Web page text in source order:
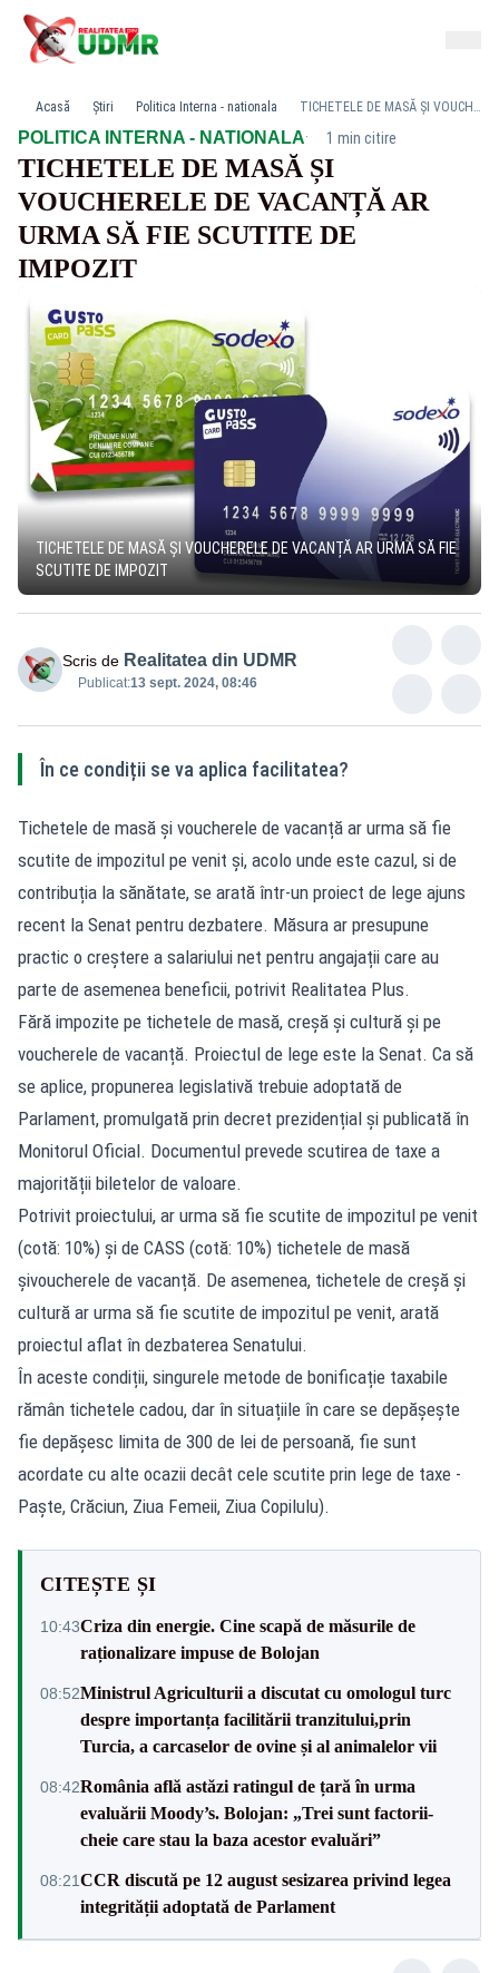
Acasă Știri Politica Interna - nationala TICHETELE DE MASĂ ȘI VOUCHERELE DE VACANȚĂ AR URMA SĂ FIE SCUTITE DE IMPOZIT
POLITICA INTERNA - NATIONALA· 1 min citire
TICHETELE DE MASĂ ȘI
VOUCHERELE DE VACANȚĂ AR
URMA SĂ FIE SCUTITE DE
IMPOZIT
TICHETELE DE MASĂ ȘI VOUCHERELE DE VACANȚĂ AR URMA SĂ FIE
SCUTITE DE IMPOZIT
Scris de Realitatea din UDMR
Publicat:13 sept. 2024, 08:46
În ce condiții se va aplica facilitatea?
Tichetele de masă și voucherele de vacanță ar urma să fie
scutite de impozitul pe venit și, acolo unde este cazul, si de
contribuția la sănătate, se arată într-un proiect de lege ajuns
recent la Senat pentru dezbatere. Măsura ar presupune
practic o creștere a salariului net pentru angajații care au
parte de asemenea beneficii, potrivit Realitatea Plus.
Fără impozite pe tichetele de masă, creșă și cultură și pe
voucherele de vacanță. Proiectul de lege este la Senat. Ca să
se aplice, propunerea legislativă trebuie adoptată de
Parlament, promulgată prin decret prezidențial și publicată în
Monitorul Oficial. Documentul prevede scutirea de taxe a
majorității biletelor de valoare.
Potrivit proiectului, ar urma să fie scutite de impozitul pe venit
(cotă: 10%) și de CASS (cotă: 10%) tichetele de masă
șivoucherele de vacanță. De asemenea, tichetele de creșă și
cultură ar urma să fie scutite de impozitul pe venit, arată
proiectul aflat în dezbaterea Senatului.
În aceste condiții, singurele metode de bonificație taxabile
rămân tichetele cadou, dar în situațiile în care se depășește
fie depășesc limita de 300 de lei de persoană, fie sunt
acordate cu alte ocazii decât cele scutite prin lege de taxe -
Paște, Crăciun, Ziua Femeii, Ziua Copilulu).
CITEȘTE ȘI
10:43Criza din energie. Cine scapă de măsurile de
raționalizare impuse de Bolojan
08:52Ministrul Agriculturii a discutat cu omologul turc
despre importanța facilitării tranzitului,prin
Turcia, a carcaselor de ovine și al animalelor vii
08:42România află astăzi ratingul de țară în urma
evaluării Moody’s. Bolojan: „Trei sunt factorii-
cheie care stau la baza acestor evaluări”
08:21CCR discută pe 12 august sesizarea privind legea
integrității adoptată de Parlament